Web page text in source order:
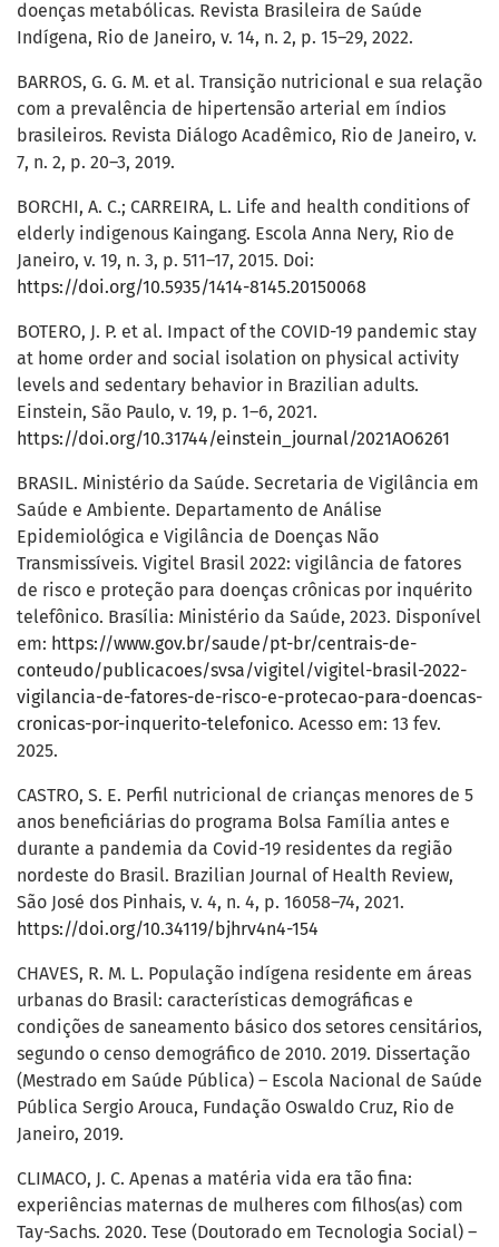
doenças metabólicas. Revista Brasileira de Saúde
Indígena, Rio de Janeiro, v. 14, n. 2, p. 15–29, 2022.
BARROS, G. G. M. et al. Transição nutricional e sua relação
com a prevalência de hipertensão arterial em índios
brasileiros. Revista Diálogo Acadêmico, Rio de Janeiro, v.
7, n. 2, p. 20–3, 2019.
BORCHI, A. C.; CARREIRA, L. Life and health conditions of
elderly indigenous Kaingang. Escola Anna Nery, Rio de
Janeiro, v. 19, n. 3, p. 511–17, 2015. Doi:
https://doi.org/10.5935/1414-8145.20150068
BOTERO, J. P. et al. Impact of the COVID-19 pandemic stay
at home order and social isolation on physical activity
levels and sedentary behavior in Brazilian adults.
Einstein, São Paulo, v. 19, p. 1–6, 2021.
https://doi.org/10.31744/einstein_journal/2021AO6261
BRASIL. Ministério da Saúde. Secretaria de Vigilância em
Saúde e Ambiente. Departamento de Análise
Epidemiológica e Vigilância de Doenças Não
Transmissíveis. Vigitel Brasil 2022: vigilância de fatores
de risco e proteção para doenças crônicas por inquérito
telefônico. Brasília: Ministério da Saúde, 2023. Disponível
em: https://www.gov.br/saude/pt-br/centrais-de-
conteudo/publicacoes/svsa/vigitel/vigitel-brasil-2022-
vigilancia-de-fatores-de-risco-e-protecao-para-doencas-
cronicas-por-inquerito-telefonico. Acesso em: 13 fev.
2025.
CASTRO, S. E. Perfil nutricional de crianças menores de 5
anos beneficiárias do programa Bolsa Família antes e
durante a pandemia da Covid-19 residentes da região
nordeste do Brasil. Brazilian Journal of Health Review,
São José dos Pinhais, v. 4, n. 4, p. 16058–74, 2021.
https://doi.org/10.34119/bjhrv4n4-154
CHAVES, R. M. L. População indígena residente em áreas
urbanas do Brasil: características demográficas e
condições de saneamento básico dos setores censitários,
segundo o censo demográfico de 2010. 2019. Dissertação
(Mestrado em Saúde Pública) – Escola Nacional de Saúde
Pública Sergio Arouca, Fundação Oswaldo Cruz, Rio de
Janeiro, 2019.
CLIMACO, J. C. Apenas a matéria vida era tão fina:
experiências maternas de mulheres com filhos(as) com
Tay-Sachs. 2020. Tese (Doutorado em Tecnologia Social) –